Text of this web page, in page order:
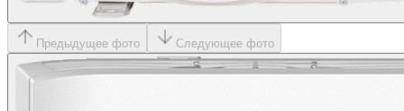
Предыдущее фото Следующее фото